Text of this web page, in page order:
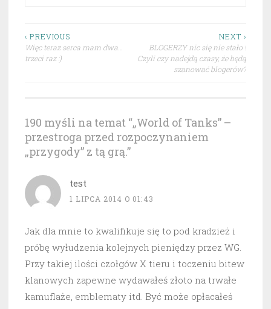
Nawigacja
wpisu
‹ PREVIOUS
Więc teraz serca mam dwa…
trzeci raz :)
NEXT ›
BLOGERZY nic się nie stało !
Czyli czy nadejdą czasy, że będą
szanować blogerów?
190 myśli na temat “„World of Tanks” –
przestroga przed rozpoczynaniem
„przygody” z tą grą.”
test
1 LIPCA 2014 O 01:43
Jak dla mnie to kwalifikuje się to pod kradzież i
próbę wyłudzenia kolejnych pieniędzy przez WG.
Przy takiej ilości czołgów X tieru i toczeniu bitew
klanowych zapewne wydawałeś złoto na trwałe
kamuflaże, emblematy itd. Być może opłacałeś